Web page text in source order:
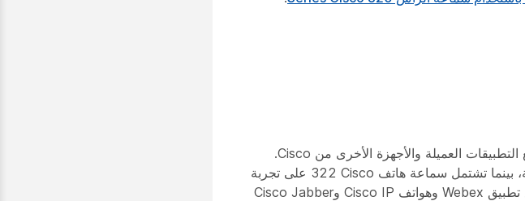
سلسلة سماعة هاتف Cisco‏ 320 هي مجموعة من سماعات الهاتف المصممة للتكامل السلس مع التطبيقات العميلة والأجهزة الأخرى من Cisco.
‏‫تشتمل سماعة هاتف Cisco‏ 321 على سماعة أذن واحدة من أجل الاستخدام الممتد وتوفير الراحة، بينما تشتمل سماعة هاتف Cisco‏ 322 على تجربة
ستيريو كاملة لأماكن العمل المزدحمة.‬ ‏‫توفر سماعتا الهاتف تكاملًا من خلال التوصيل والتشغيل مع تطبيق Webex وهواتف Cisco IP وCisco Jabber